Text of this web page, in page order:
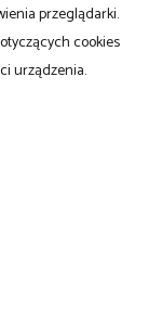
przeglądarki.
cookies
urządzenia.